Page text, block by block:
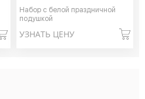
Набор с белой праздничной
подушкой
УЗНАТЬ ЦЕНУ